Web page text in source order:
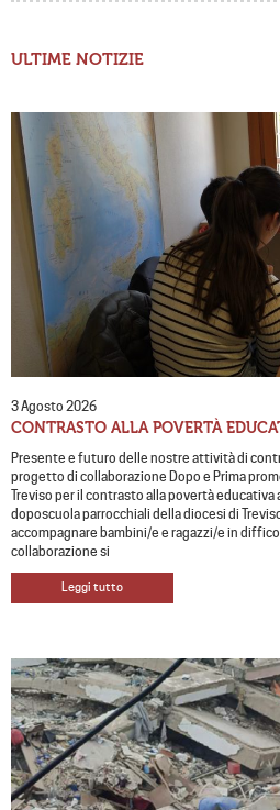
ULTIME NOTIZIE
3 Agosto 2026
CONTRASTO ALLA POVERTÀ
Presente e futuro delle nostre attività di
progetto di collaborazione Dopo e Prima
Treviso per il contrasto alla povertà
doposcuola parrocchiali della diocesi di
accompagnare bambini/e e ragazzi/e in
collaborazione si
Leggi tutto